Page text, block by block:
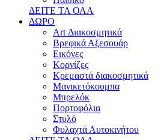
ΔΕΙΤΕ ΤΑ ΟΛΑ
ΔΩΡΟ
Art Διακοσμητικά
Βρεφικά Αξεσουάρ
Εικόνες
Κορνίζες
Κρεμαστά διακοσμητικά
Μανικετόκουμπα
Μπρελόκ
Πορτοφόλια
Στυλό
Φυλαχτά Αυτοκινήτου